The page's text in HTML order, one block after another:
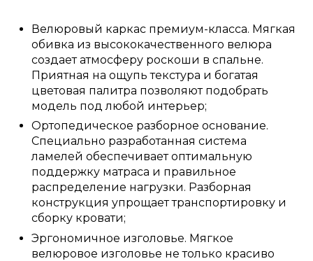
Велюровый каркас премиум-класса. Мягкая
обивка из высококачественного велюра
создает атмосферу роскоши в спальне.
Приятная на ощупь текстура и богатая
цветовая палитра позволяют подобрать
модель под любой интерьер;
Ортопедическое разборное основание.
Специально разработанная система
ламелей обеспечивает оптимальную
поддержку матраса и правильное
распределение нагрузки. Разборная
конструкция упрощает транспортировку и
сборку кровати;
Эргономичное изголовье. Мягкое
велюровое изголовье не только красиво